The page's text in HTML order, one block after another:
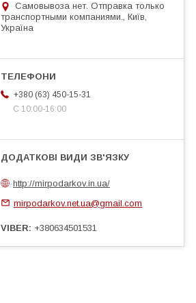
Самовывоза нет. Отправка только
транспортными компаниями., Київ,
Україна
+380 (63) 450-15-31
С 10:00-16:00
http://mirpodarkov.in.ua/
mirpodarkov.net.ua@gmail.com
VIBER +380634501531